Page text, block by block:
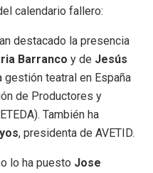
calendario fallero:
destacado la presencia
Barranco y de Jesús
gestión teatral en España
de Productores y
También ha
, presidenta de AVETID.
lo ha puesto Jose